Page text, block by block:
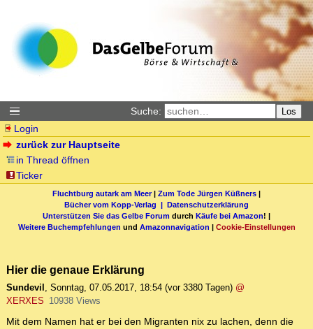
Suche: Los
Login
zurück zur Hauptseite
in Thread öffnen
Ticker
Fluchtburg autark am Meer| Zum Tode Jürgen Küßners |
Bücher vom Kopp-Verlag | Datenschutzerklärung
Unterstützen Sie das Gelbe Forum durch Käufe bei Amazon! |
Weitere Buchempfehlungen und Amazonnavigation | Cookie-Einstellungen
Hier die genaue Erklärung
Sundevil , Sonntag, 07.05.2017, 18:54 (vor 3380 Tagen) @
XERXES 10938 Views
Mit dem Namen hat er bei den Migranten nix zu lachen, denn die